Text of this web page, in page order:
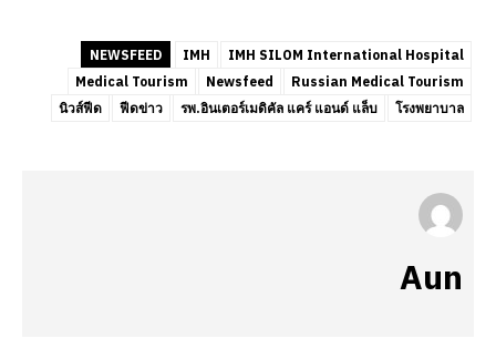
NEWSFEED IMH
IMH SILOM International Hospital
Medical Tourism
Newsfeed
Russian Medical Tourism
นิวส์ฟีด
ฟีดข่าว รพ.อินเตอร์เมดิคัล แคร์ แอนด์ แล็บ โรงพยาบาล
Aun